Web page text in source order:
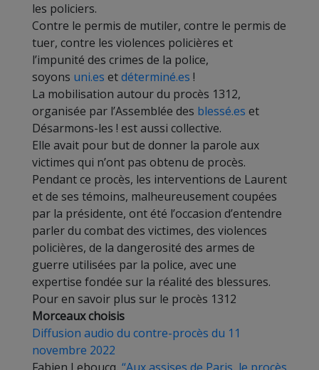
les policiers.
Contre le permis de mutiler, contre le permis de
tuer, contre les violences policières et
l’impunité des crimes de la police,
soyons uni.es etdéterminé.es !
La mobilisation autour du procès 1312,
organisée par l’Assemblée des blessé.es et
Désarmons-les ! est aussi collective.
Elle avait pour but de donner la parole aux
victimes qui n’ont pas obtenu de procès.
Pendant ce procès, les interventions de Laurent
et de ses témoins, malheureusement coupées
par la présidente, ont été l’occasion d’entendre
parler du combat des victimes, des violences
policières, de la dangerosité des armes de
guerre utilisées par la police, avec une
expertise fondée sur la réalité des blessures.
Pour en savoir plus sur le procès 1312
Morceaux choisis
Diffusion audio du contre-procès du 11
novembre 2022